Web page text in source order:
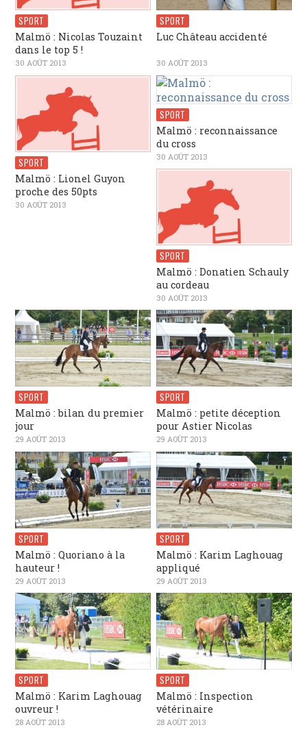
SPORT
Malmö : Nicolas Touzaint
dans le top 5 !
30 AOÛT 2013
SPORT
Luc Château accidenté
30 AOÛT 2013
SPORT
Malmö : Lionel Guyon
proche des 50pts
30 AOÛT 2013
SPORT
Malmö : reconnaissance
du cross
30 AOÛT 2013
SPORT
Malmö : Donatien Schauly
au cordeau
30 AOÛT 2013
SPORT
Malmö : bilan du premier
jour
29 AOÛT 2013
SPORT
Malmö : petite déception
pour Astier Nicolas
29 AOÛT 2013
SPORT
Malmö : Quoriano à la
hauteur !
29 AOÛT 2013
SPORT
Malmö : Karim Laghouag
appliqué
29 AOÛT 2013
SPORT
Malmö : Karim Laghouag
ouvreur !
28 AOÛT 2013
SPORT
Malmö : Inspection
vétérinaire
28 AOÛT 2013